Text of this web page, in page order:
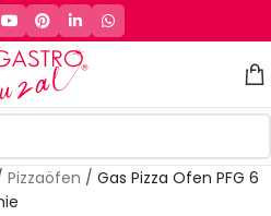
Pizzaöfen / Gas Pizza Ofen PFG 6